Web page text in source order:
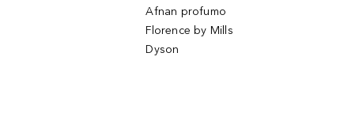
Afnan profumo
Florence by Mills
Dyson